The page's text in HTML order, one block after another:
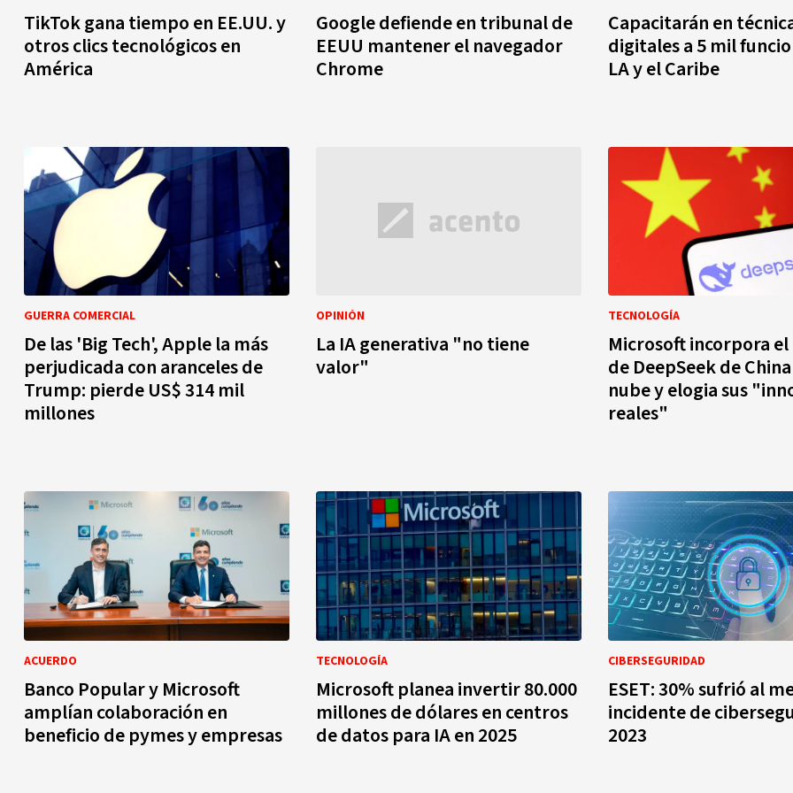
TikTok gana tiempo en EE.UU. y
otros clics tecnológicos en
América
Google defiende en tribunal de
EEUU mantener el navegador
Chrome
Capacitarán en
digitales a 5 mil
LA y el Caribe
GUERRA COMERCIAL
De las 'Big Tech', Apple la más
perjudicada con aranceles de
Trump: pierde US$ 314 mil
millones
OPINIÓN
La IA generativa "no tiene
valor"
TECNOLOGÍA
Microsoft incorpora
de DeepSeek de
nube y elogia sus
reales"
ACUERDO
Banco Popular y Microsoft
amplían colaboración en
beneficio de pymes y empresas
TECNOLOGÍA
Microsoft planea invertir 80.000
millones de dólares en centros
de datos para IA en 2025
CIBERSEGURIDAD
ESET: 30% sufrió al
incidente de
2023